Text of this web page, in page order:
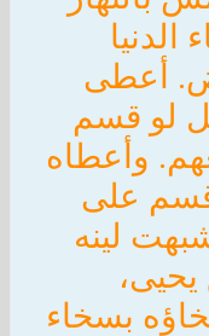
أعطى
لو قسم
وأعطاه
قسم على
لينه
بسخاء